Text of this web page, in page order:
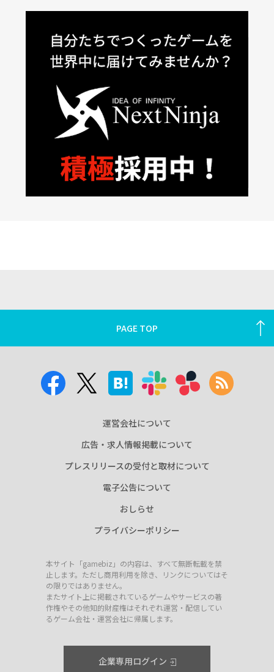
PAGE TOP
運営会社について
広告・求人情報掲載について
プレスリリースの受付と取材について
電子公告について
おしらせ
プライバシーポリシー
本サイト「gamebiz」の内容は、すべて無断転載を禁
止します。ただし商用利用を除き、リンクについてはそ
の限りではありません。
またサイト上に掲載されているゲームやサービスの著
作権やその他知的財産権はそれぞれ運営・配信してい
るゲーム会社・運営会社に帰属します。
企業専用ログイン